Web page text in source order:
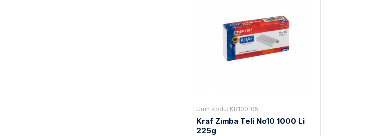
Ürün Kodu: KR100105
Kraf Zımba Teli No10 1000 Li
225g